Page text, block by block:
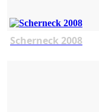
Scherneck 2008